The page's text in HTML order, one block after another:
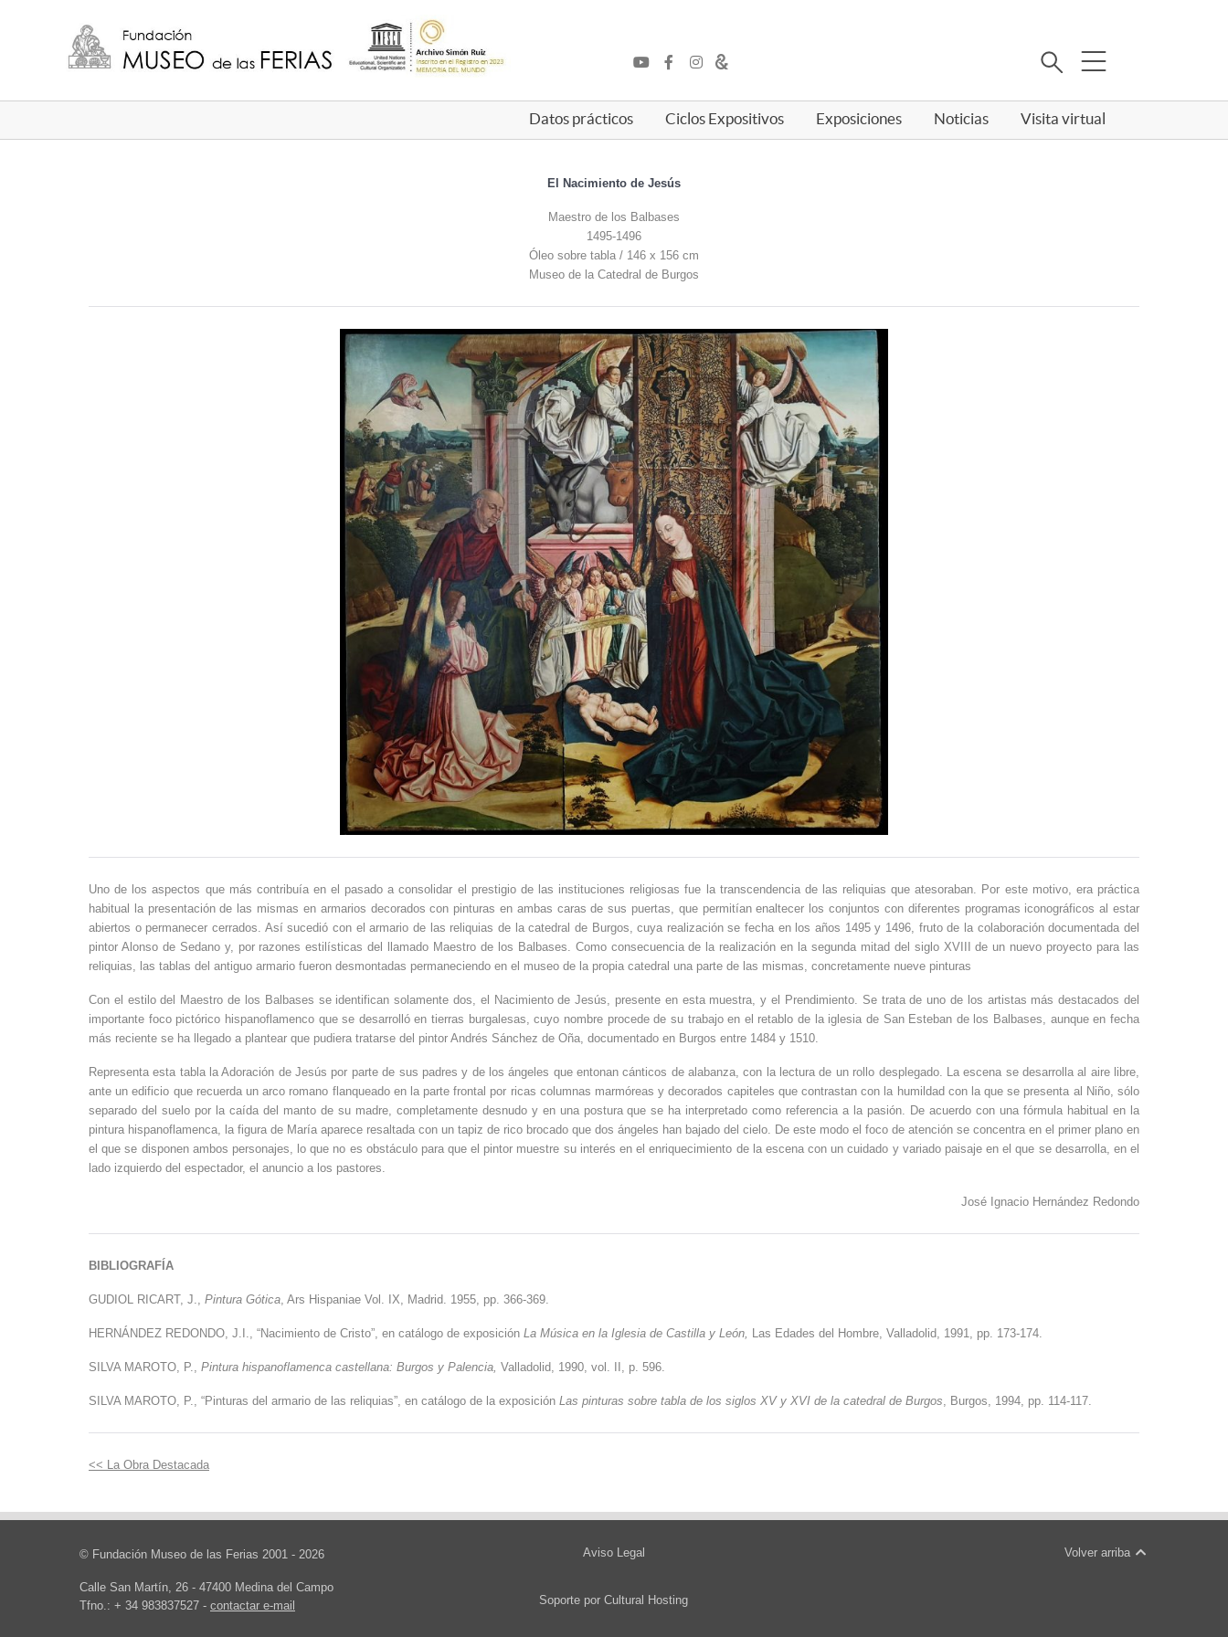
Buscar
Datos prácticos Ciclos Expositivos Exposiciones Noticias Visita virtual
El Nacimiento de Jesús
Maestro de los Balbases
1495-1496
Óleo sobre tabla / 146 x 156 cm
Museo de la Catedral de Burgos
Uno de los aspectos que más contribuía en el pasado a consolidar el prestigio de las instituciones religiosas fue la transcendencia de las reliquias que atesoraban. Por este motivo, era práctica
habitual la presentación de las mismas en armarios decorados con pinturas en ambas caras de sus puertas, que permitían enaltecer los conjuntos con diferentes programas iconográficos al estar
abiertos o permanecer cerrados. Así sucedió con el armario de las reliquias de la catedral de Burgos, cuya realización se fecha en los años 1495 y 1496, fruto de la colaboración documentada del
pintor Alonso de Sedano y, por razones estilísticas del llamado Maestro de los Balbases. Como consecuencia de la realización en la segunda mitad del siglo XVIII de un nuevo proyecto para las
reliquias, las tablas del antiguo armario fueron desmontadas permaneciendo en el museo de la propia catedral una parte de las mismas, concretamente nueve pinturas
Con el estilo del Maestro de los Balbases se identifican solamente dos, el Nacimiento de Jesús, presente en esta muestra, y el Prendimiento. Se trata de uno de los artistas más destacados del
importante foco pictórico hispanoflamenco que se desarrolló en tierras burgalesas, cuyo nombre procede de su trabajo en el retablo de la iglesia de San Esteban de los Balbases, aunque en fecha
más reciente se ha llegado a plantear que pudiera tratarse del pintor Andrés Sánchez de Oña, documentado en Burgos entre 1484 y 1510.
Representa esta tabla la Adoración de Jesús por parte de sus padres y de los ángeles que entonan cánticos de alabanza, con la lectura de un rollo desplegado. La escena se desarrolla al aire libre,
ante un edificio que recuerda un arco romano flanqueado en la parte frontal por ricas columnas marmóreas y decorados capiteles que contrastan con la humildad con la que se presenta al Niño, sólo
separado del suelo por la caída del manto de su madre, completamente desnudo y en una postura que se ha interpretado como referencia a la pasión. De acuerdo con una fórmula habitual en la
pintura hispanoflamenca, la figura de María aparece resaltada con un tapiz de rico brocado que dos ángeles han bajado del cielo. De este modo el foco de atención se concentra en el primer plano en
el que se disponen ambos personajes, lo que no es obstáculo para que el pintor muestre su interés en el enriquecimiento de la escena con un cuidado y variado paisaje en el que se desarrolla, en el
lado izquierdo del espectador, el anuncio a los pastores.
José Ignacio Hernández Redondo
BIBLIOGRAFÍA
GUDIOL RICART, J., Pintura Gótica , Ars Hispaniae Vol. IX, Madrid. 1955, pp. 366-369.
HERNÁNDEZ REDONDO, J.I., “Nacimiento de Cristo”, en catálogo de exposición La Música en la Iglesia de Castilla y León, Las Edades del Hombre, Valladolid, 1991, pp. 173-174.
SILVA MAROTO, P., Pintura hispanoflamenca castellana: Burgos y Palencia, Valladolid, 1990, vol. II, p. 596.
SILVA MAROTO, P., “Pinturas del armario de las reliquias”, en catálogo de la exposición Las pinturas sobre tabla de los siglos XV y XVI de la catedral de Burgos , Burgos, 1994, pp. 114-117.
<< La Obra Destacada
© Fundación Museo de las Ferias 2001 - 2026
Calle San Martín, 26 - 47400 Medina del Campo
Tfno.: + 34 983837527 - contactar e-mail
Aviso Legal
Soporte porCultural Hosting
Volver arriba